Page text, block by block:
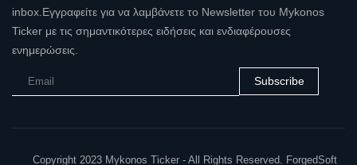
inbox.Εγγραφείτε για να λαμβάνετε το Newsletter του Mykonos
Ticker με τις σημαντικότερες ειδήσεις και ενδιαφέρουσες
ενημερώσεις.
Subscribe
Copyright 2023 Mykonos Ticker - All Rights Reserved. ForgedSoft